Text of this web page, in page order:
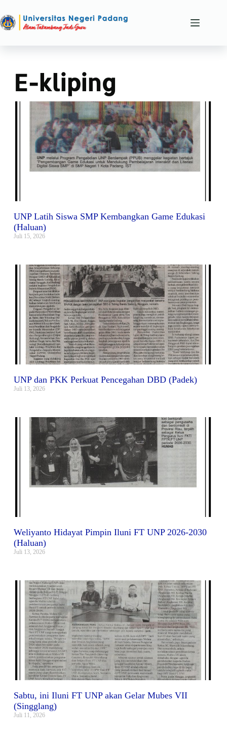
E-kliping
UNP Latih Siswa SMP Kembangkan Game Edukasi
(Haluan)
Juli 15, 2026
UNP dan PKK Perkuat Pencegahan DBD (Padek)
Juli 13, 2026
Weliyanto Hidayat Pimpin Iluni FT UNP 2026-2030
(Haluan)
Juli 13, 2026
Sabtu, ini Iluni FT UNP akan Gelar Mubes VII
(Singglang)
Juli 11, 2026